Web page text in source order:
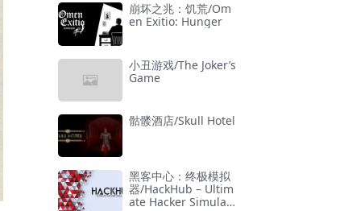
崩坏之兆：饥荒/Om
en Exitio: Hunger
小丑游戏/The Joker’s
Game
骷髅酒店/Skull Hotel
黑客中心：终极模拟
器/HackHub – Ultim
ate Hacker Simulat